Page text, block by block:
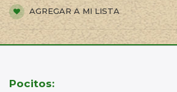
AGREGAR A MI LISTA
Pocitos: